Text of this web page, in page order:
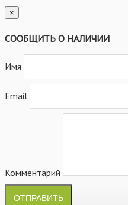
×
СООБЩИТЬ О НАЛИЧИИ
Имя
Email
Комментарий
ОТПРАВИТЬ